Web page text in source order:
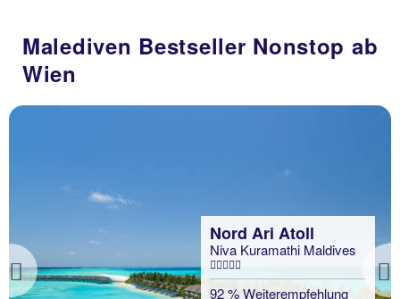
Malediven Bestseller Nonstop ab
Wien
Previous
Nord Ari Atoll
Niva Kuramathi Maldives
92 % Weiterempfehlung